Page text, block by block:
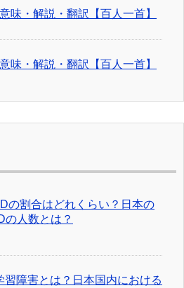
味・解説・翻訳【百人一首】
味・解説・翻訳【百人一首】
の割合はどれくらい？日本の
の人数とは？
習障害とは？日本国内における